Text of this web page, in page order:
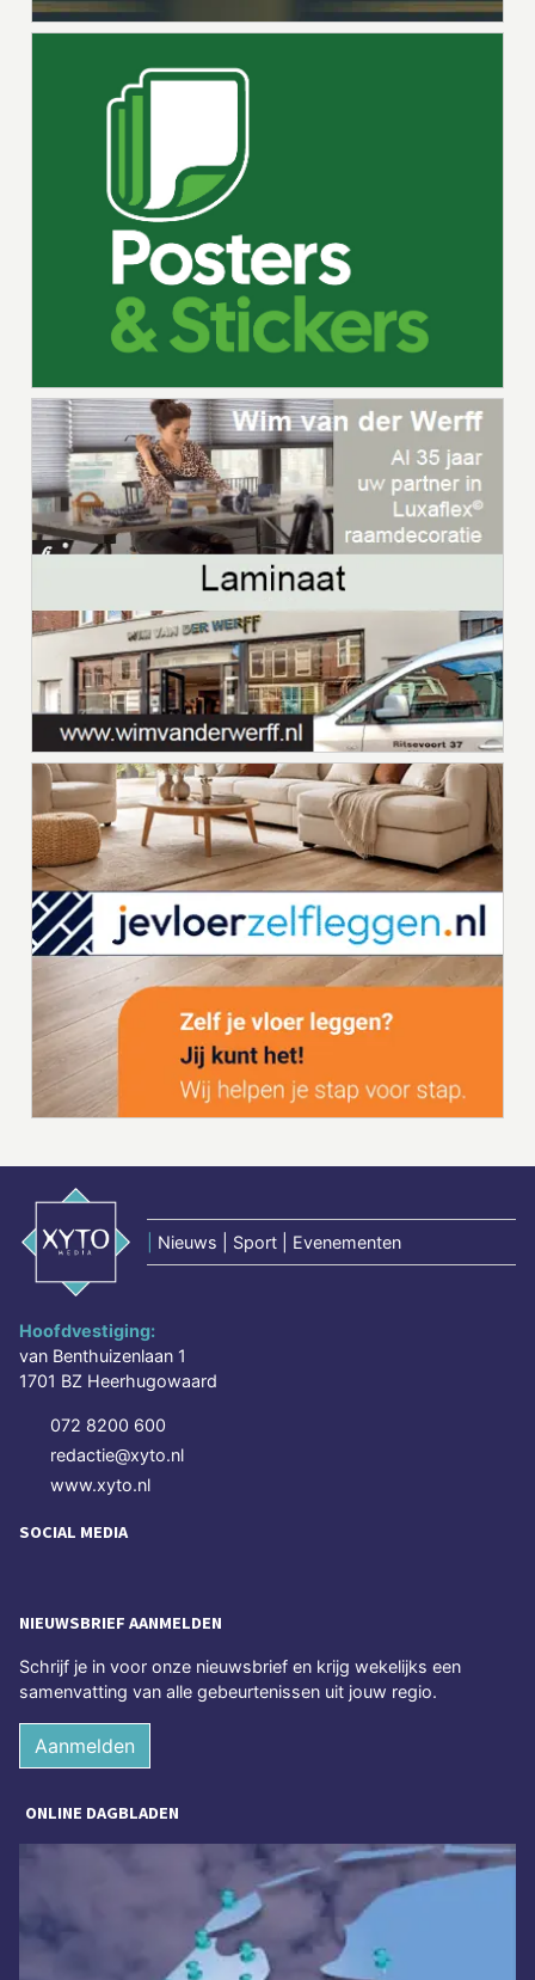
Nieuws | Sport | Evenementen
Hoofdvestiging:
van Benthuizenlaan 1
1701 BZ Heerhugowaard
072 8200 600
redactie@xyto.nl
www.xyto.nl
SOCIAL MEDIA
NIEUWSBRIEF AANMELDEN
Schrijf je in voor onze nieuwsbrief en krijg wekelijks een
samenvatting van alle gebeurtenissen uit jouw regio.
Aanmelden
ONLINE DAGBLADEN